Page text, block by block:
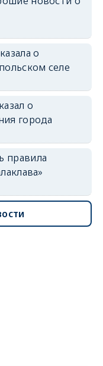
о
селе
о
города
правила